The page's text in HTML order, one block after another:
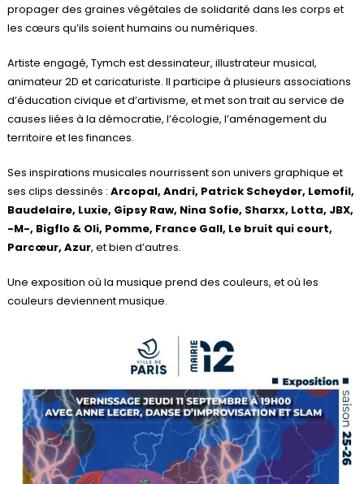
propager des graines végétales de solidarité dans les corps et
les cœurs qu’ils soient humains ou numériques.
Artiste engagé, Tymch est dessinateur, illustrateur musical,
animateur 2D et caricaturiste. Il participe à plusieurs associations
d’éducation civique et d’artivisme, et met son trait au service de
causes liées à la démocratie, l’écologie, l’aménagement du
territoire et les finances.
Ses inspirations musicales nourrissent son univers graphique et
ses clips dessinés : Arcopal, Andri, Patrick Scheyder, Lemofil,
Baudelaire, Luxie, Gipsy Raw, Nina Sofie, Sharxx, Lotta, JBX,
-M-, Bigflo & Oli, Pomme, France Gall, Le bruit qui court,
Parcœur, Azur, et bien d’autres.
Une exposition où la musique prend des couleurs, et où les
couleurs deviennent musique.